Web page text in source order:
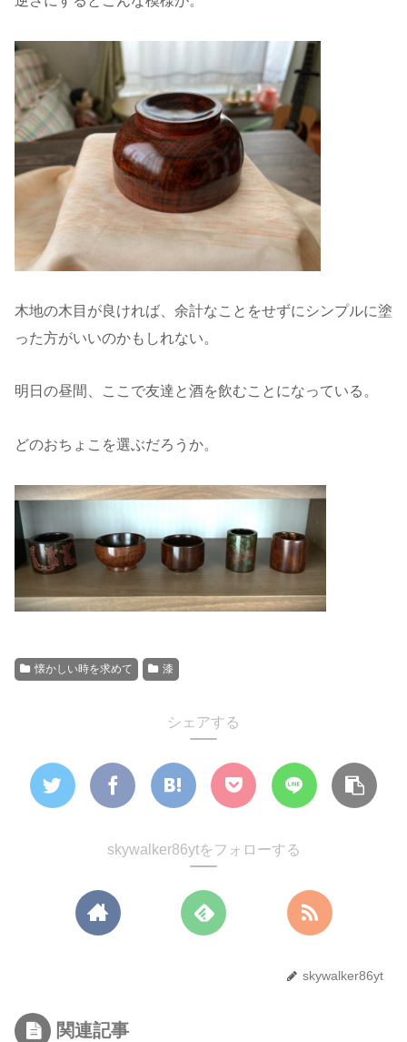
木地の木目が良ければ、余計なことをせずにシンプルに塗
った方がいいのかもしれない。
明日の昼間、ここで友達と酒を飲むことになっている。
どのおちょこを選ぶだろうか。
懐かしい時を求めて 漆
シェアする
skywalker86ytをフォローする
skywalker86yt
関連記事